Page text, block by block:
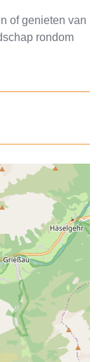
of genieten van
rondom